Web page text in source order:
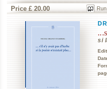
Price £ 20.00
si